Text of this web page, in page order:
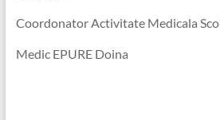
Coordonator Activitate Medicala
Medic EPURE Doina